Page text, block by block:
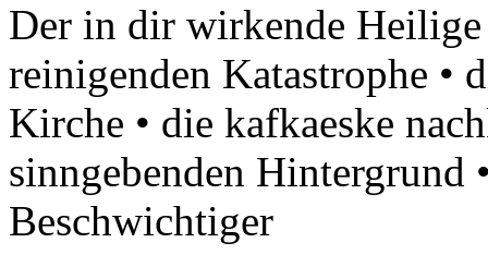
Der in dir wirkende Heilige
reinigenden Katastrophe •
Kirche • die kafkaeske
sinngebenden Hintergrund
Beschwichtiger